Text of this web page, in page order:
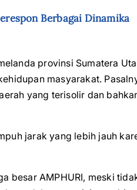
Berbagai Dinamika
provinsi Sumatera
masyarakat.
yang terisolir dan
jarak yang lebih jauh
besar AMPHURI, meski